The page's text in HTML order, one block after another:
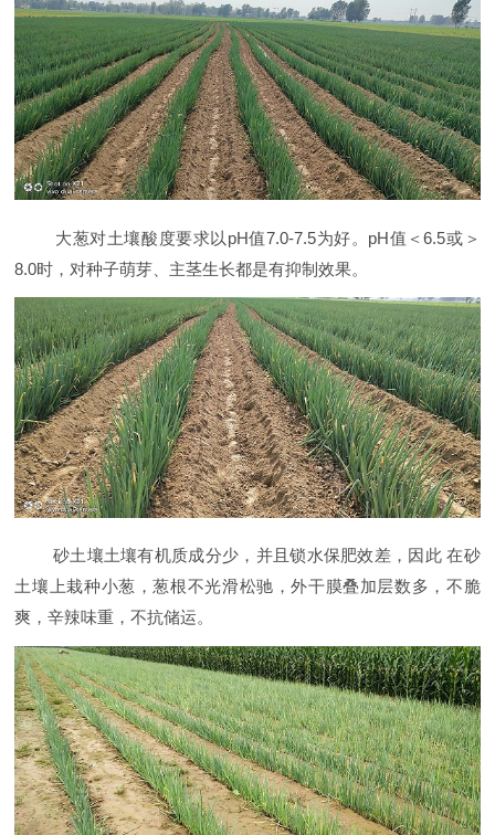
大葱对土壤酸度要求以 pH值7.0-7.5为好。pH值＜6.5或＞
8.0时，对种子萌芽、主茎生长都是有抑制效果。
砂土壤土壤有机质成分少，并且锁水保肥效差，因此 在砂
土壤上栽种小葱，葱根不光滑松驰，外干膜叠加层数多，不脆
爽，辛辣味重，不抗储运。